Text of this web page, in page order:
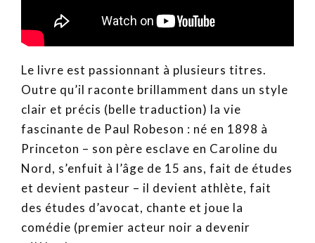
Le livre est passionnant à plusieurs titres.
Outre qu’il raconte brillamment dans un style
clair et précis (belle traduction) la vie
fascinante de Paul Robeson : né en 1898 à
Princeton – son père esclave en Caroline du
Nord, s’enfuit à l’âge de 15 ans, fait de études
et devient pasteur – il devient athlète, fait
des études d’avocat, chante et joue la
comédie (premier acteur noir a devenir